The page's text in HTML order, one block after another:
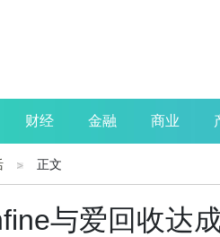
财经 金融 商业
读书
正文
与爱回收达